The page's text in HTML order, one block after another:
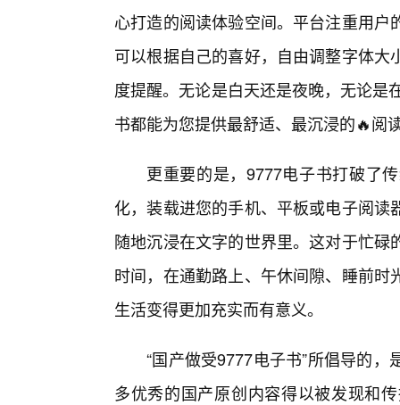
心打造的阅读体验空间。平台注重用
可以根据自己的喜好，自由调整字体
度提醒。无论是白天还是夜晚，无论是
书都能为您提供最舒适、最沉浸的🔥阅
更重要的是，9777电子书打破了
化，装载进您的手机、平板或电子阅
随地沉浸在文字的世界里。这对于忙
时间，在通勤路上、午休间隙、睡前
生活变得更加充实而有意义。
“国产做受9777电子书”所倡导的
多优秀的国产原创内容得以被发现和